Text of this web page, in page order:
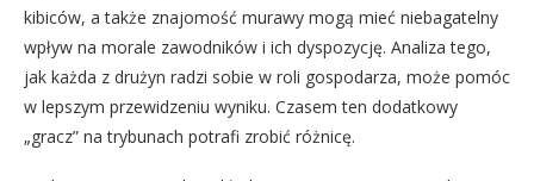
kibiców, a także znajomość murawy mogą mieć niebagatelny
wpływ na morale zawodników i ich dyspozycję. Analiza tego,
jak każda z drużyn radzi sobie w roli gospodarza, może pomóc
w lepszym przewidzeniu wyniku. Czasem ten dodatkowy
„gracz” na trybunach potrafi zrobić różnicę.